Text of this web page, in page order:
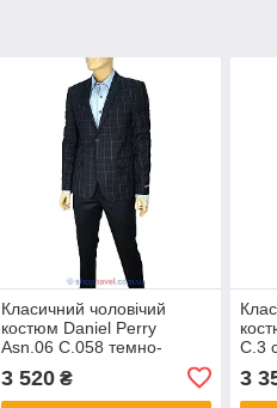
Класичний чоловічий
костюм Daniel Perry
Asn.06 C.058 темно-
3 520₴
C.3
3